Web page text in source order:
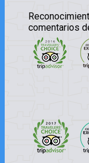
comentarios